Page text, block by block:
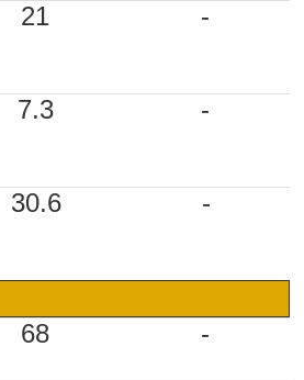
21 -
7.3 -
30.6 -
68 -